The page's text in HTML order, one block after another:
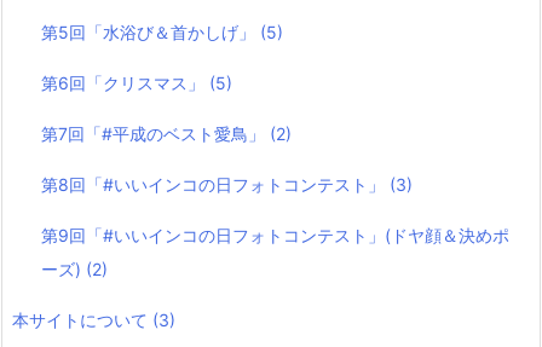
第5回「水浴び＆首かしげ」 (5)
第6回「クリスマス」 (5)
第7回「#平成のベスト愛鳥」 (2)
第8回「#いいインコの日フォトコンテスト」 (3)
第9回「#いいインコの日フォトコンテスト」(ドヤ顔＆決めポ
ーズ) (2)
本サイトについて (3)